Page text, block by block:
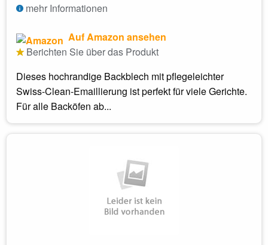
mehr Informationen
Auf Amazon ansehen
Berichten Sie über das Produkt
Dieses hochrandige Backblech mit pflegeleichter
Swiss-Clean-Emaillierung ist perfekt für viele Gerichte.
Für alle Backöfen ab...